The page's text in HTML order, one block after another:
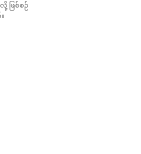
ဖြစ်စဉ်